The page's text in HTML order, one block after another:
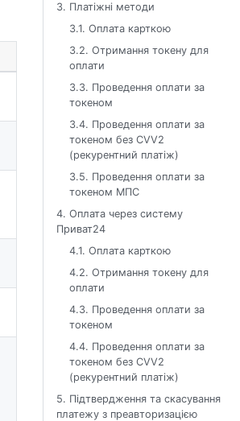
3. Платіжні методи
3.1. Оплата карткою
3.2. Отримання токену для
оплати
3.3. Проведення оплати за
токеном
3.4. Проведення оплати за
токеном без CVV2
(рекурентний платіж)
3.5. Проведення оплати за
токеном МПС
4. Оплата через систему
Приват24
4.1. Оплата карткою
4.2. Отримання токену для
оплати
4.3. Проведення оплати за
токеном
4.4. Проведення оплати за
токеном без CVV2
(рекурентний платіж)
5. Підтвердження та скасування
платежу з преавторизацією